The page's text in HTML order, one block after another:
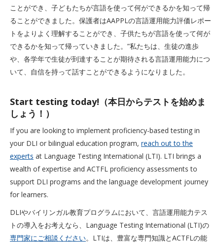
ことができ、子どもたちが言語を使って何ができるかを知って帰
ることができました。保護者はAAPPLの言語運用能力評価レポー
トをよりよく理解することができ、子供たちが言語を使って何が
できるかを知って帰っていきました。”私たちは、生徒の進歩
や、各学年で生徒が到達することが期待される言語運用能力につ
いて、自信を持って話すことができるようになりました。
Start testing today!（本日からテストを始めま
しょう！）
If you are looking to implement proficiency-based testing in
your DLI or bilingual education program, reach out to the
experts at Language Testing International (LTI). LTI brings a
wealth of expertise and ACTFL proficiency assessments to
support DLI programs and the language development journey
for learners.
DLIやバイリンガル教育プログラムにおいて、言語運用能力テス
トの導入をお考えなら、Language Testing International (LTI)の
専門家にご相談ください。LTIは、豊富な専門知識とACTFLの能